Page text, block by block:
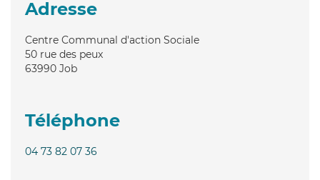
Adresse
Centre Communal d'action Sociale
50 rue des peux
63990 Job
Téléphone
04 73 82 07 36